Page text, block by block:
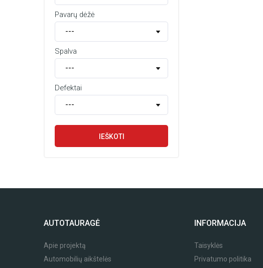
Pavarų dėžė
Spalva
Defektai
IEŠKOTI
AUTOTAURAGĖ
Apie projektą
Automobilių aikštelės
INFORMACIJA
Taisyklės
Privatumo politika